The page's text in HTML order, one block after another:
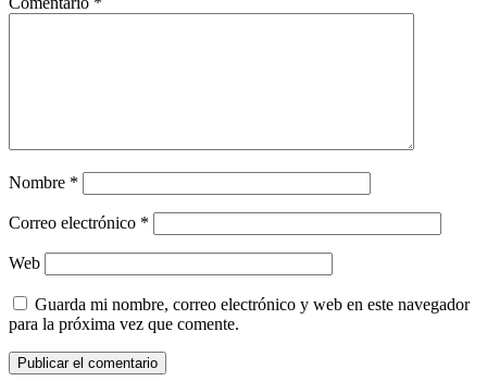
Nombre *
Correo electrónico *
Web
Guarda mi nombre, correo electrónico y web en este navegador
para la próxima vez que comente.